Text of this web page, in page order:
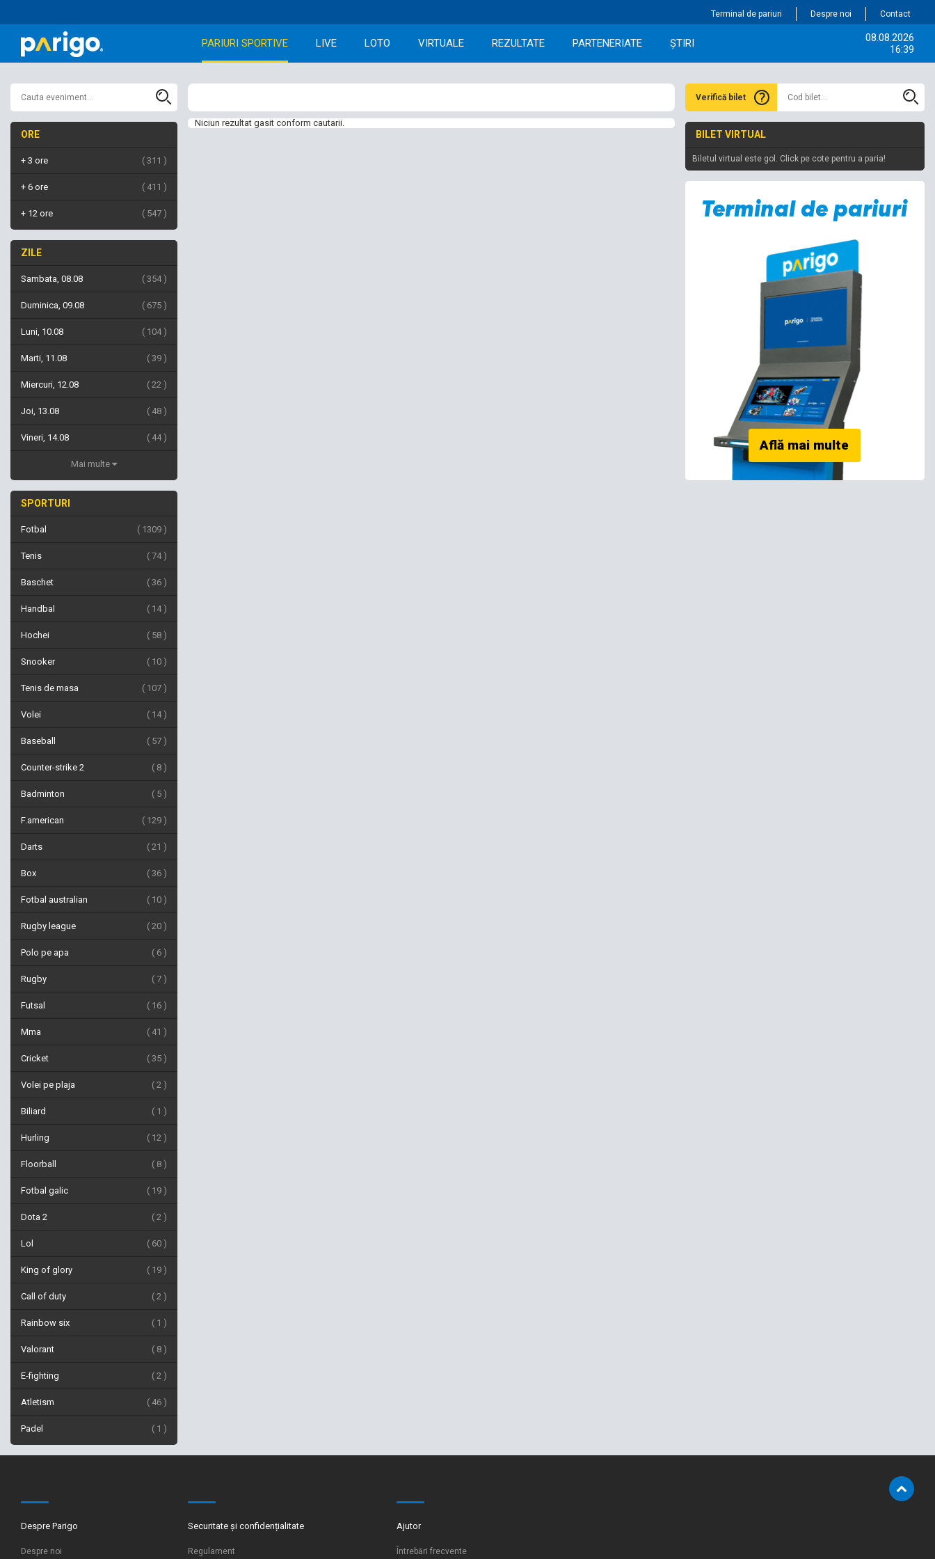
Terminal de pariuri Despre noi Contact
PARIURI SPORTIVE LIVE LOTO VIRTUALE REZULTATE PARTENERIATE ȘTIRI
08.08.2026
16:39
ORE
+ 3 ore 311
+ 6 ore 411
+ 12 ore 547
ZILE
Sambata, 08.08 354
Duminica, 09.08 675
Luni, 10.08 104
Marti, 11.08 39
Miercuri, 12.08 22
Joi, 13.08 48
Vineri, 14.08 44
Mai multe
SPORTURI
Fotbal 1309
Tenis 74
Baschet 36
Handbal 14
Hochei 58
Snooker 10
Tenis de masa 107
Volei 14
Baseball 57
Counter-strike 2 8
Badminton 5
F.american 129
Darts 21
Box 36
Fotbal australian 10
Rugby league 20
Polo pe apa 6
Rugby 7
Futsal 16
Mma 41
Cricket 35
Volei pe plaja 2
Biliard 1
Hurling 12
Floorball 8
Fotbal galic 19
Dota 2 2
Lol 60
King of glory 19
Call of duty 2
Rainbow six 1
Valorant 8
E-fighting 2
Atletism 46
Padel 1
Niciun rezultat gasit conform cautarii.
Verifică bilet
BILET VIRTUAL
Biletul virtual este gol. Click pe cote pentru a paria!
Despre Parigo
Despre noi
Securitate și confidențialitate
Regulament
Ajutor
Întrebări frecvente